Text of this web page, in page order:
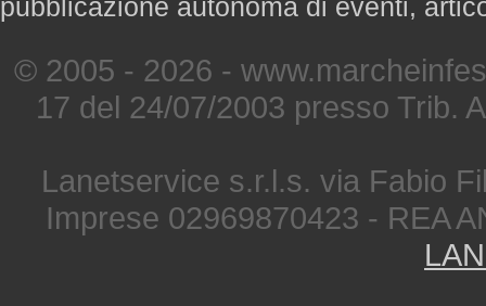
pubblicazione autonoma di eventi,
© 2005 - 2026 -
17 del 24/07/2003 presso Trib.
Lanetservice s.r.l.s. via Fabio
Imprese 02969870423 - REA